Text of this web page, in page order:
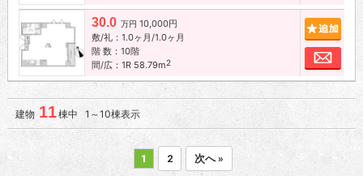
30.0 万円 10,000円
敷/礼：1.0ヶ月/1.0ヶ月
階 数：10階
間/広：1R 58.79m2
お
建物 11棟中 1～10棟表示
1 2 次へ »